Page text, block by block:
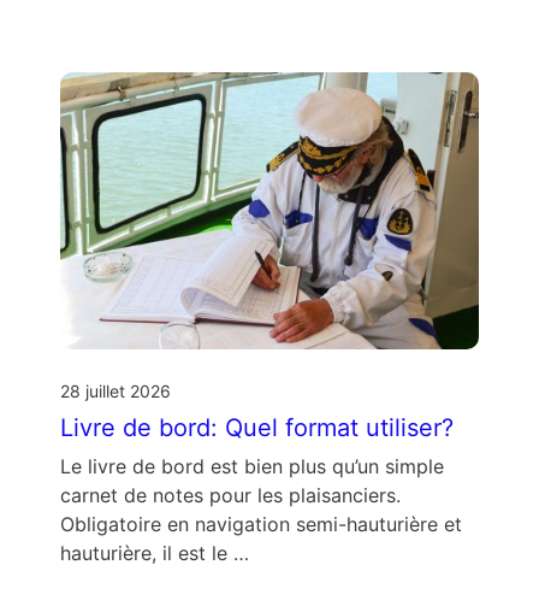
28 juillet 2026
Livre de bord: Quel format utiliser?
Le livre de bord est bien plus qu’un simple
carnet de notes pour les plaisanciers.
Obligatoire en navigation semi-hauturière et
hauturière, il est le …